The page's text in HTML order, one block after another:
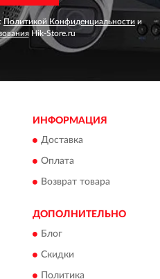
Политикой Конфиденциальности и
Hik-Store.ru
ИНФОРМАЦИЯ
Доставка
Оплата
Возврат товара
ДОПОЛНИТЕЛЬНО
Блог
Скидки
Политика